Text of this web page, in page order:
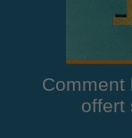
Comment
offert